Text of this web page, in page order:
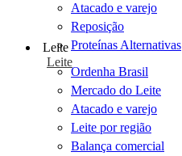
Atacado e varejo
Reposição
Proteínas Alternativas
Leite
Leite
Ordenha Brasil
Mercado do Leite
Atacado e varejo
Leite por região
Balança comercial